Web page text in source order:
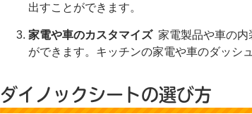
出すことができます。
家電や車のカスタマイズ 家電製品や車の内
ができます。キッチンの家電や車のダッシ
ダイノックシートの選び方